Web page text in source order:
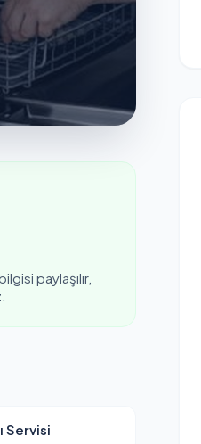
paylaşılır,
Servisi